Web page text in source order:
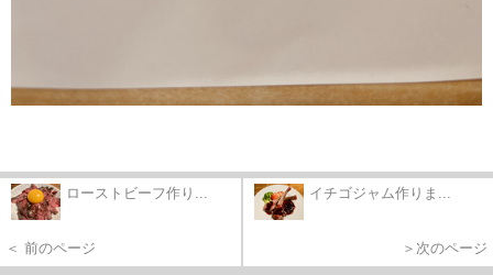
ローストビーフ作り...
＜ 前のページ
イチゴジャム作りま...
＞次のページ